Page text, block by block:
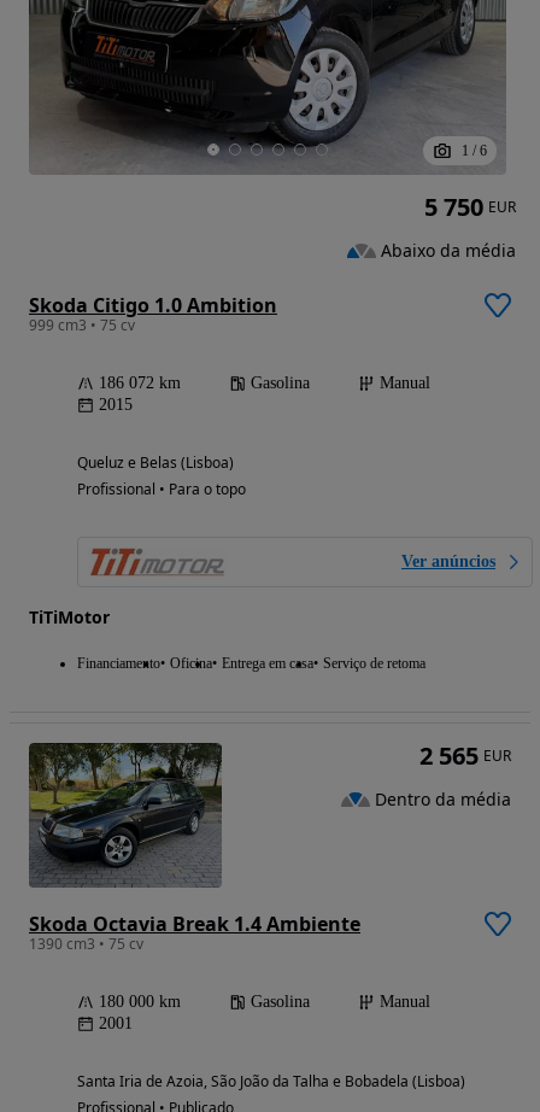
1 / 6
Skoda Citigo 1.0 Ambition
999 cm3 • 75 cv
186 072 km Gasolina
Manual
2015
Queluz e Belas (Lisboa)
Profissional • Para o topo
Ver anúncios
TiTiMotor
Financiamento Oficina Entrega em casa Serviço de retoma
5 750 EUR
Abaixo da média
Skoda Octavia Break 1.4 Ambiente
1390 cm3 • 75 cv
180 000 km Gasolina
Manual
2001
Santa Iria de Azoia, São João da Talha e Bobadela (Lisboa)
2 565 EUR
Dentro da média